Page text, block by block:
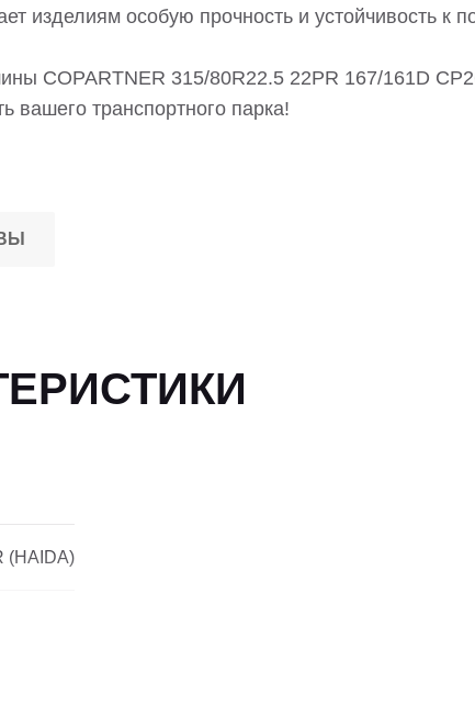
изделиям особую прочность и устойчивость к
COPARTNER 315/80R22.5 22PR 167/161D
вашего транспортного парка!
(HAIDA)